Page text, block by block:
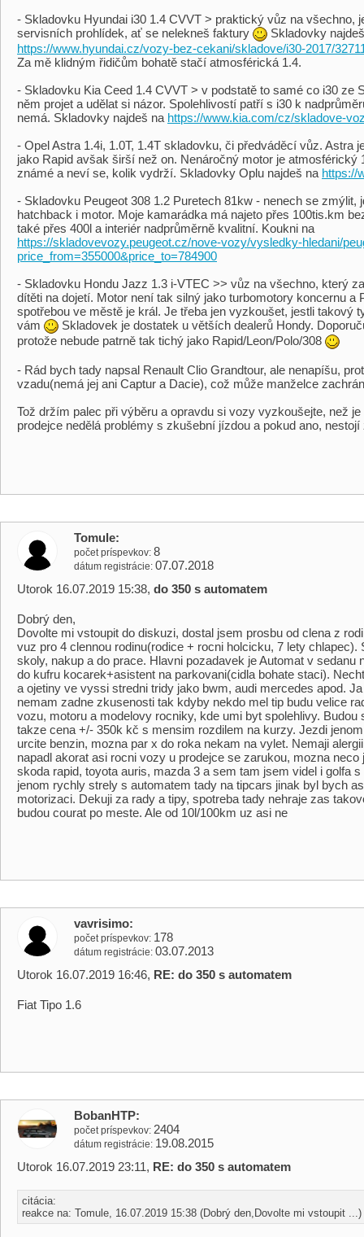
- Skladovku Hyundai i30 1.4 CVVT > praktický vůz na všechno,
servisních prohlídek, ať se nelekneš faktury
Skladovky
https://www.hyundai.cz/vozy-bez-cekani/skladove/i30-2017/
Za mě klidným řidičům bohatě stačí atmosférická 1.4.
- Skladovku Kia Ceed 1.4 CVVT > v podstatě to samé co i30 ze
něm projet a udělat si názor. Spolehlivostí patří s i30 k
nemá. Skladovky najdeš na https://www.kia.com/cz/skladove-
- Opel Astra 1.4i, 1.0T, 1.4T skladovku, či předváděcí vůz. Astra
jako Rapid avšak širší než on. Nenáročný motor je atmosférický
známé a neví se, kolik vydrží. Skladovky Oplu najdeš na https://
- Skladovku Peugeot 308 1.2 Puretech 81kw - nenech se zmýlit,
hatchback i motor. Moje kamarádka má najeto přes 100tis.km
také přes 400l a interiér nadprůměrně kvalitní. Koukni na
https://skladovevozy.peugeot.cz/nove-vozy/vysledky-hledani/
price_from=355000&price_to=784900
- Skladovku Hondu Jazz 1.3 i-VTEC >> vůz na všechno, který
dítěti na dojetí. Motor není tak silný jako turbomotory koncernu a
spotřebou ve městě je král. Je třeba jen vyzkoušet, jestli takový
vám
Skladovek je dostatek u větších dealerů Hondy.
protože nebude patrně tak tichý jako Rapid/Leon/Polo/308
- Rád bych tady napsal Renault Clio Grandtour, ale nenapíšu,
vzadu(nemá jej ani Captur a Dacie), což může manželce
Tož držím palec při výběru a opravdu si vozy vyzkoušejte, než
prodejce nedělá problémy s zkušební jízdou a pokud ano,
Tomule
počet príspevkov 8
dátum registrácie 07.07.2018
Utorok 16.07.2019 15:38, do 350 s automatem
Dobrý den,
Dovolte mi vstoupit do diskuzi, dostal jsem prosbu od clena z
vuz pro 4 clennou rodinu(rodice + rocni holcicku, 7 lety chlapec).
skoly, nakup a do prace. Hlavni pozadavek je Automat v sedanu
do kufru kocarek+asistent na parkovani(cidla bohate staci).
a ojetiny ve vyssi stredni tridy jako bwm, audi mercedes apod.
nemam zadne zkusenosti tak kdyby nekdo mel tip budu velice
vozu, motoru a modelovy rocniky, kde umi byt spolehlivy. Budou
takze cena +/- 350k kč s mensim rozdilem na kurzy. Jezdi
urcite benzin, mozna par x do roka nekam na vylet. Nemaji
napadl akorat asi rocni vozy u prodejce se zarukou, mozna neco
skoda rapid, toyota auris, mazda 3 a sem tam jsem videl i golfa
jenom rychly strely s automatem tady na tipcars jinak byl bych
motorizaci. Dekuji za rady a tipy, spotreba tady nehraje zas
budou courat po meste. Ale od 10l/100km uz asi ne
vavrisimo
počet príspevkov 178
dátum registrácie 03.07.2013
Utorok 16.07.2019 16:46, RE: do 350 s automatem
Fiat Tipo 1.6
BobanHTP
počet príspevkov 2404
dátum registrácie 19.08.2015
Utorok 16.07.2019 23:11, RE: do 350 s automatem
citácia:
reakce na: Tomule, 16.07.2019 15:38 (Dobrý den,Dovolte mi vstoupit ...)